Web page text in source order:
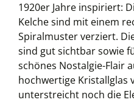
1920er Jahre inspiriert:
Kelche sind mit einem
Spiralmuster verziert.
sind gut sichtbar sowie
schönes Nostalgie-Flair
hochwertige Kristallglas
unterstreicht noch die